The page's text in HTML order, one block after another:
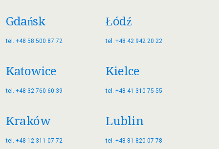
Gdańsk
tel. +48 58 500 87 72
Łódź
tel. +48 42 942 20 22
Katowice
tel. +48 32 760 60 39
Kielce
tel. +48 41 310 75 55
Kraków
tel. +48 12 311 07 72
Lublin
tel. +48 81 820 07 78